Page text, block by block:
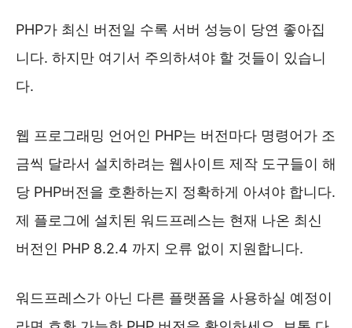
PHP가 최신 버전일 수록 서버 성능이 당연 좋아집
니다. 하지만 여기서 주의하셔야 할 것들이 있습니
다.
웹 프로그래밍 언어인 PHP는 버전마다 명령어가 조
금씩 달라서 설치하려는 웹사이트 제작 도구들이 해
당 PHP버전을 호환하는지 정확하게 아셔야 합니다.
제 플로그에 설치된 워드프레스는 현재 나온 최신
버전인 PHP 8.2.4 까지 오류 없이 지원합니다.
워드프레스가 아닌 다른 플랫폼을 사용하실 예정이